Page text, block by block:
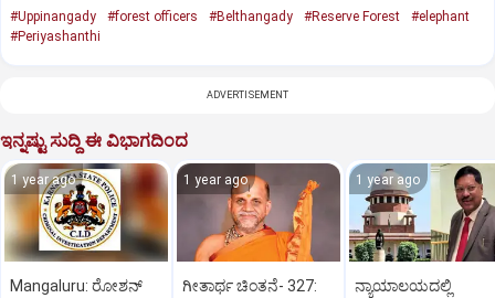
#Uppinangady #forest officers #Belthangady #Reserve Forest
#elephant
#Periyashanthi
ADVERTISEMENT
ಇನ್ನಷ್ಟು ಸುದ್ದಿ ಈ ವಿಭಾಗದಿಂದ
1 year ago
Mangaluru: ರೋಶನ್‌
1 year ago
ಗೀತಾರ್ಥ ಚಿಂತನೆ- 327:
1 year ago
ನ್ಯಾಯಾಲಯದಲ್ಲಿ